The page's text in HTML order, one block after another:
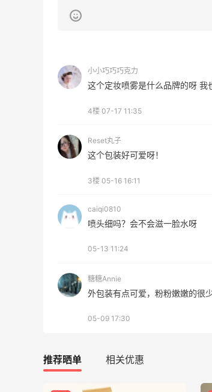
小小巧巧巧克力
这个定妆喷雾是什么品牌的呀 我
4楼 07-17 11:35
Reset丸子
这个包装好可爱呀！
3楼 05-16 16:11
caiqi0810
喷头细吗？会不会滋一脸水呀
05-13 11:24
糖糖Annie
外包装有点可爱，粉粉嫩嫩的很
05-09 17:30
推荐晒单 相关优惠
满$200享8.5折优惠+部分送好
Bloomingdales
Mac Duggal
30%返利
Eileen Fisher
5139人获得返利
Matte Collection